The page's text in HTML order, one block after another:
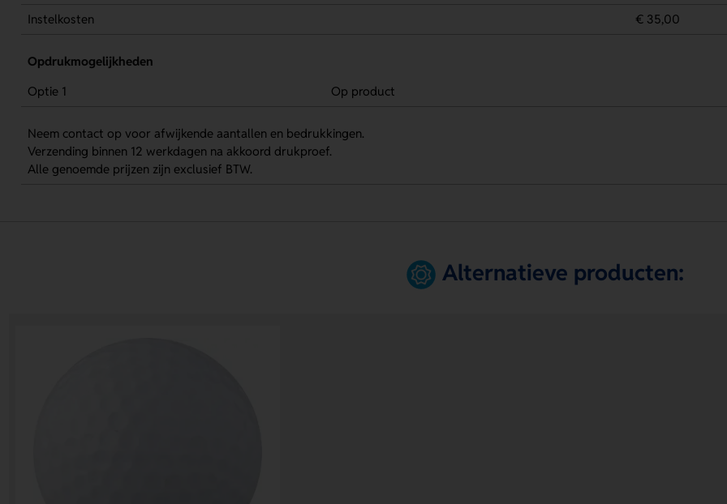
Instelkosten
€ 35,00
Opdrukmogelijkheden
Optie 1
Op product
Neem contact op voor afwijkende aantallen en bedrukkingen.
Verzending binnen 12 werkdagen na akkoord drukproef.
Alle genoemde prijzen zijn exclusief BTW.
Alternatieve producten: